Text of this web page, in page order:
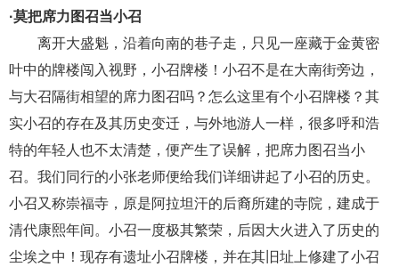
·莫把席力图召当小召
离开大盛魁，沿着向南的巷子走，只见一座藏于金黄密
叶中的牌楼闯入视野，小召牌楼！小召不是在大南街旁边，
与大召隔街相望的席力图召吗？怎么这里有个小召牌楼？其
实小召的存在及其历史变迁，与外地游人一样，很多呼和浩
特的年轻人也不太清楚，便产生了误解，把席力图召当小
召。我们同行的小张老师便给我们详细讲起了小召的历史。
小召又称崇福寺，原是阿拉坦汗的后裔所建的寺院，建成于
清代康熙年间。小召一度极其繁荣，后因大火进入了历史的
尘埃之中！现存有遗址小召牌楼，并在其旧址上修建了小召